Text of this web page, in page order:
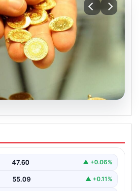
2 Nisan 2026: Altın
oldu? Gram, çeyrek,
47.60 ▲ +0.06%
55.09 ▲ +0.11%